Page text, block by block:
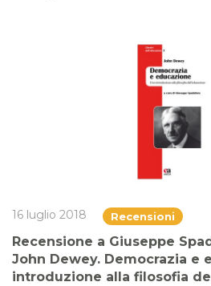
16 luglio 2018 Recensioni
Recensione a Giuseppe
John Dewey. Democrazia e
introduzione alla filosofia